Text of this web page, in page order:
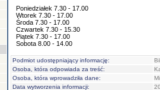
Poniedziałek 7.30 - 17.00
Wtorek 7.30 - 17.00
Środa 7.30 - 17.00
Czwartek 7.30 - 15.30
Piątek 7.30 - 17.00
Sobota 8.00 - 14.00
Podmiot udostępniający informację:
Osoba, która odpowiada za treść:
Osoba, która wprowadziła dane:
Data wytworzenia informacji: